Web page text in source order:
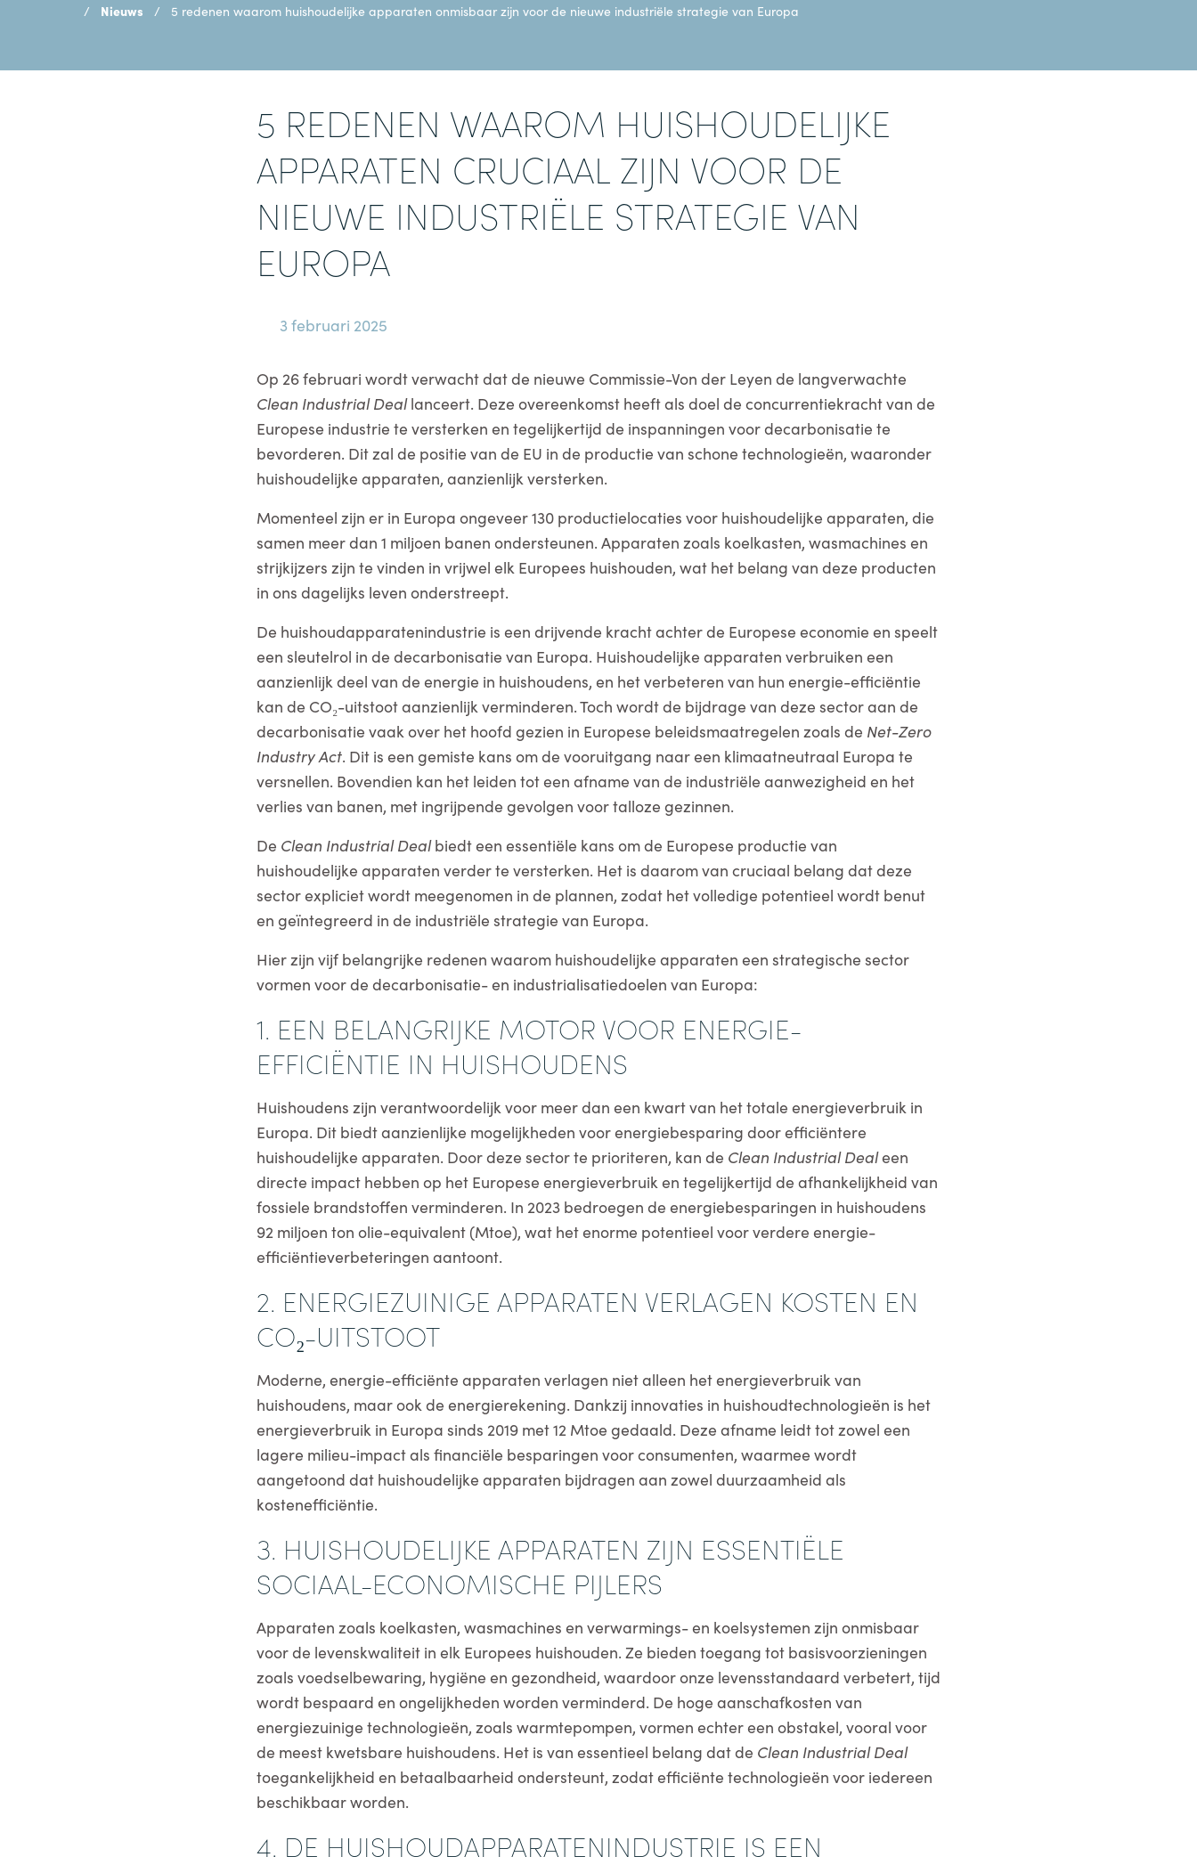
Nieuws 5 redenen waarom huishoudelijke apparaten onmisbaar zijn voor de nieuwe industriële strategie van Europa
5 REDENEN WAAROM HUISHOUDELIJKE
APPARATEN CRUCIAAL ZIJN VOOR DE
NIEUWE INDUSTRIËLE STRATEGIE VAN
EUROPA
3 februari 2025
Op 26 februari wordt verwacht dat de nieuwe Commissie-Von der Leyen de langverwachte
Clean Industrial Deallanceert. Deze overeenkomst heeft als doel de concurrentiekracht van de
Europese industrie te versterken en tegelijkertijd de inspanningen voor decarbonisatie te
bevorderen. Dit zal de positie van de EU in de productie van schone technologieën, waaronder
huishoudelijke apparaten, aanzienlijk versterken.
Momenteel zijn er in Europa ongeveer 130 productielocaties voor huishoudelijke apparaten, die
samen meer dan 1 miljoen banen ondersteunen. Apparaten zoals koelkasten, wasmachines en
strijkijzers zijn te vinden in vrijwel elk Europees huishouden, wat het belang van deze producten
in ons dagelijks leven onderstreept.
De huishoudapparatenindustrie is een drijvende kracht achter de Europese economie en speelt
een sleutelrol in de decarbonisatie van Europa. Huishoudelijke apparaten verbruiken een
aanzienlijk deel van de energie in huishoudens, en het verbeteren van hun energie-efficiëntie
kan de CO₂-uitstoot aanzienlijk verminderen. Toch wordt de bijdrage van deze sector aan de
decarbonisatie vaak over het hoofd gezien in Europese beleidsmaatregelen zoals de Net-Zero
Industry Act. Dit is een gemiste kans om de vooruitgang naar een klimaatneutraal Europa te
versnellen. Bovendien kan het leiden tot een afname van de industriële aanwezigheid en het
verlies van banen, met ingrijpende gevolgen voor talloze gezinnen.
De Clean Industrial Dealbiedt een essentiële kans om de Europese productie van
huishoudelijke apparaten verder te versterken. Het is daarom van cruciaal belang dat deze
sector expliciet wordt meegenomen in de plannen, zodat het volledige potentieel wordt benut
en geïntegreerd in de industriële strategie van Europa.
Hier zijn vijf belangrijke redenen waarom huishoudelijke apparaten een strategische sector
vormen voor de decarbonisatie- en industrialisatiedoelen van Europa:
1. EEN BELANGRIJKE MOTOR VOOR ENERGIE-
EFFICIËNTIE IN HUISHOUDENS
Huishoudens zijn verantwoordelijk voor meer dan een kwart van het totale energieverbruik in
Europa. Dit biedt aanzienlijke mogelijkheden voor energiebesparing door efficiëntere
huishoudelijke apparaten. Door deze sector te prioriteren, kan de Clean Industrial Dealeen
directe impact hebben op het Europese energieverbruik en tegelijkertijd de afhankelijkheid van
fossiele brandstoffen verminderen. In 2023 bedroegen de energiebesparingen in huishoudens
92 miljoen ton olie-equivalent (Mtoe), wat het enorme potentieel voor verdere energie-
efficiëntieverbeteringen aantoont.
2. ENERGIEZUINIGE APPARATEN VERLAGEN KOSTEN EN
CO₂-UITSTOOT
Moderne, energie-efficiënte apparaten verlagen niet alleen het energieverbruik van
huishoudens, maar ook de energierekening. Dankzij innovaties in huishoudtechnologieën is het
energieverbruik in Europa sinds 2019 met 12 Mtoe gedaald. Deze afname leidt tot zowel een
lagere milieu-impact als financiële besparingen voor consumenten, waarmee wordt
aangetoond dat huishoudelijke apparaten bijdragen aan zowel duurzaamheid als
kostenefficiëntie.
3. HUISHOUDELIJKE APPARATEN ZIJN ESSENTIËLE
SOCIAAL-ECONOMISCHE PIJLERS
Apparaten zoals koelkasten, wasmachines en verwarmings- en koelsystemen zijn onmisbaar
voor de levenskwaliteit in elk Europees huishouden. Ze bieden toegang tot basisvoorzieningen
zoals voedselbewaring, hygiëne en gezondheid, waardoor onze levensstandaard verbetert, tijd
wordt bespaard en ongelijkheden worden verminderd. De hoge aanschafkosten van
energiezuinige technologieën, zoals warmtepompen, vormen echter een obstakel, vooral voor
de meest kwetsbare huishoudens. Het is van essentieel belang dat de Clean Industrial Deal
toegankelijkheid en betaalbaarheid ondersteunt, zodat efficiënte technologieën voor iedereen
beschikbaar worden.
4. DE HUISHOUDAPPARATENINDUSTRIE IS EEN